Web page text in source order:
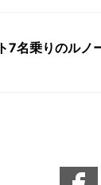
7名乗りのルノ